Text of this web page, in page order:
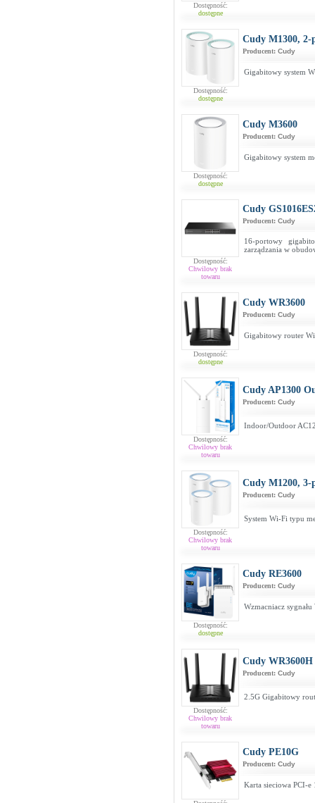
Dostępność:
dostępne
Dostępność:
dostępne
Cudy M1300, 2-
Producent: Cudy
Gigabitowy system
Dostępność:
dostępne
Cudy M3600
Producent: Cudy
Gigabitowy system
Dostępność:
Chwilowy brak
towaru
Cudy
Producent: Cudy
16-portowy
zarządzania w
Dostępność:
dostępne
Cudy WR3600
Producent: Cudy
Gigabitowy router
Dostępność:
Chwilowy brak
towaru
Cudy AP1300
Producent: Cudy
Indoor/Outdoor
Dostępność:
Chwilowy brak
towaru
Cudy M1200, 3-
Producent: Cudy
System Wi-Fi typu
Dostępność:
dostępne
Cudy RE3600
Producent: Cudy
Wzmacniacz
Dostępność:
Chwilowy brak
towaru
Cudy WR3600H
Producent: Cudy
2.5G Gigabitowy
Cudy PE10G
Producent: Cudy
Karta sieciowa PCI-e